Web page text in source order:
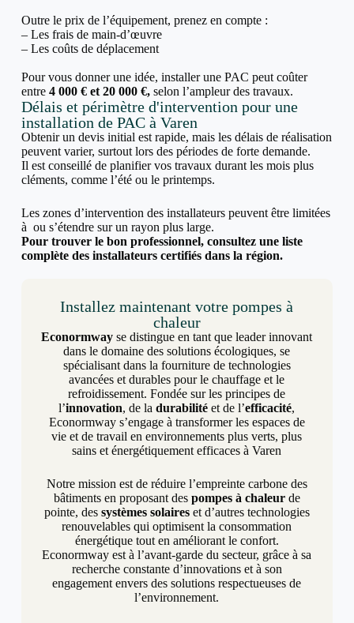
Outre le prix de l’équipement, prenez en compte :
– Les frais de main-d’œuvre
– Les coûts de déplacement
Pour vous donner une idée, installer une PAC peut coûter
entre 4 000 € et 20 000 €,selon l’ampleur des travaux.
Délais et périmètre d'intervention pour une
installation de PAC à Varen
Obtenir un devis initial est rapide, mais les délais de réalisation
peuvent varier, surtout lors des périodes de forte demande.
Il est conseillé de planifier vos travaux durant les mois plus
cléments, comme l’été ou le printemps.
Les zones d’intervention des installateurs peuvent être limitées
à ou s’étendre sur un rayon plus large.
Pour trouver le bon professionnel, consultez une liste
complète des installateurs certifiés dans la région.
Installez maintenant votre pompes à
chaleur
Econormway se distingue en tant que leader innovant
dans le domaine des solutions écologiques, se
spécialisant dans la fourniture de technologies
avancées et durables pour le chauffage et le
refroidissement. Fondée sur les principes de
l’innovation, de ladurabilité et de l’efficacité,
Econormway s’engage à transformer les espaces de
vie et de travail en environnements plus verts, plus
sains et énergétiquement efficaces à Varen
Notre mission est de réduire l’empreinte carbone des
bâtiments en proposant des pompes à chaleurde
pointe, des systèmes solaireset d’autres technologies
renouvelables qui optimisent la consommation
énergétique tout en améliorant le confort.
Econormway est à l’avant-garde du secteur, grâce à sa
recherche constante d’innovations et à son
engagement envers des solutions respectueuses de
l’environnement.